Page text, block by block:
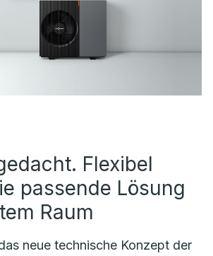
Flexibel
passende Lösung
Raum
neue technische Konzept der